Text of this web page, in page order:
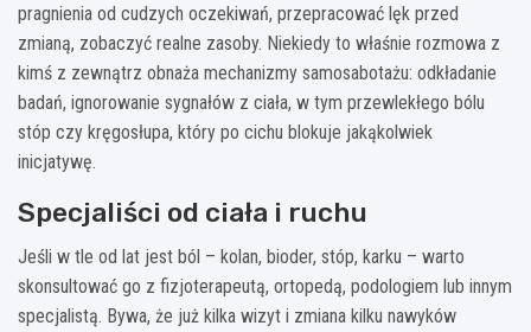
pragnienia od cudzych oczekiwań, przepracować lęk przed
zmianą, zobaczyć realne zasoby. Niekiedy to właśnie rozmowa z
kimś z zewnątrz obnaża mechanizmy samosabotażu: odkładanie
badań, ignorowanie sygnałów z ciała, w tym przewlekłego bólu
stóp czy kręgosłupa, który po cichu blokuje jakąkolwiek
inicjatywę.
Specjaliści od ciała i ruchu
Jeśli w tle od lat jest ból – kolan, bioder, stóp, karku – warto
skonsultować go z fizjoterapeutą, ortopedą, podologiem lub innym
specjalistą. Bywa, że już kilka wizyt i zmiana kilku nawyków